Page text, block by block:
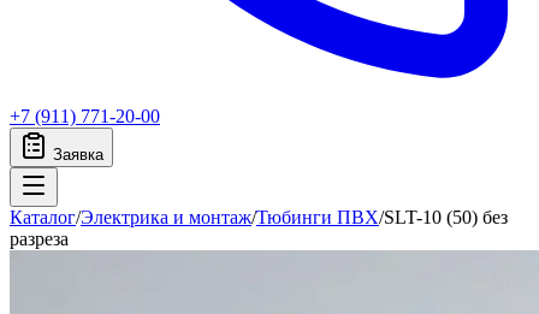
+7 (911) 771-20-00
Заявка
Каталог/Электрика и монтаж/Тюбинги ПВХ/SLT-10 (50) без
разреза